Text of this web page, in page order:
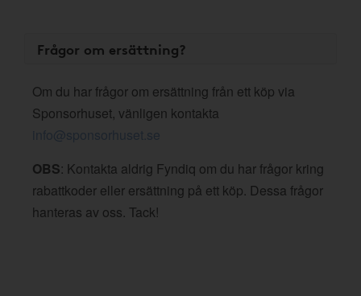
Frågor om ersättning?
Om du har frågor om ersättning från ett köp via
Sponsorhuset, vänligen kontakta
info@sponsorhuset.se
OBS: Kontakta aldrig Fyndiq om du har frågor kring
rabattkoder eller ersättning på ett köp. Dessa frågor
hanteras av oss. Tack!